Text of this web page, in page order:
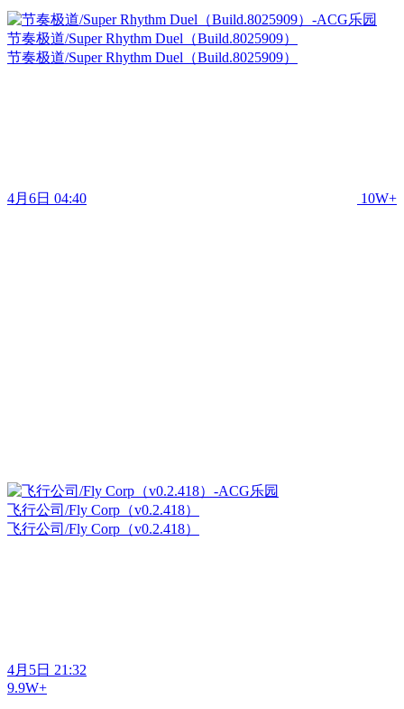
节奏极道/Super Rhythm Duel（Build.8025909）
节奏极道/Super Rhythm Duel（Build.8025909）
4月6日 04:40 10W+
飞行公司/Fly Corp（v0.2.418）
飞行公司/Fly Corp（v0.2.418）
4月5日 21:32
9.9W+